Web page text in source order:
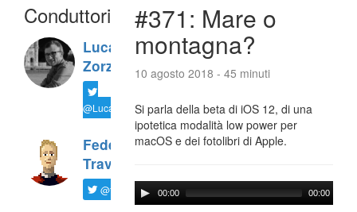
Conduttori
Luca
Zorzi
@LucaTNT
Federico
Travaini
@ftrava
#371: Mare o
montagna?
10 agosto 2018 - 45 minuti
Si parla della beta di iOS 12, di una
ipotetica modalità low power per
macOS e dei fotolibri di Apple.
00:00 00:00